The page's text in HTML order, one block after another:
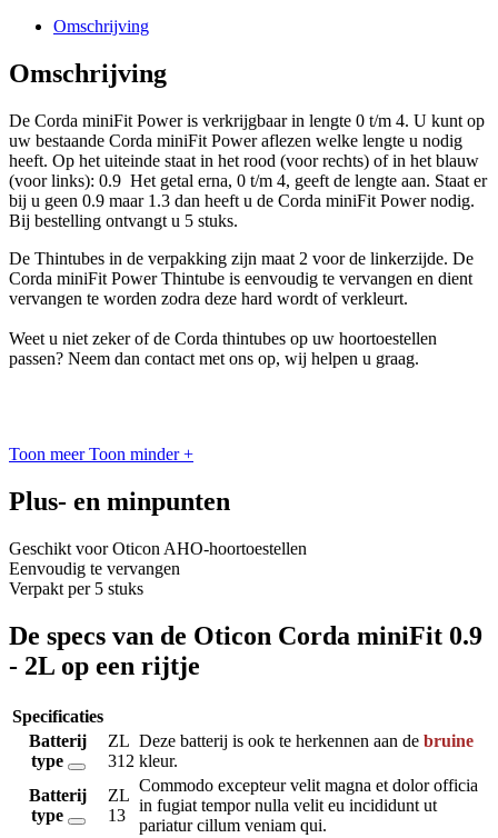
Omschrijving
Omschrijving
De Corda miniFit Power is verkrijgbaar in lengte 0 t/m 4. U kunt op
uw bestaande Corda miniFit Power aflezen welke lengte u nodig
heeft. Op het uiteinde staat in het rood (voor rechts) of in het blauw
(voor links): 0.9 Het getal erna, 0 t/m 4, geeft de lengte aan. Staat er
bij u geen 0.9 maar 1.3 dan heeft u de Corda miniFit Power nodig.
Bij bestelling ontvangt u 5 stuks.
De Thintubes in de verpakking zijn maat 2 voor de linkerzijde. De
Corda miniFit Power Thintube is eenvoudig te vervangen en dient
vervangen te worden zodra deze hard wordt of verkleurt.
Weet u niet zeker of de Corda thintubes op uw hoortoestellen
passen? Neem dan contact met ons op, wij helpen u graag.
Toon meer Toon minder +
Plus- en minpunten
Geschikt voor Oticon AHO-hoortoestellen
Eenvoudig te vervangen
Verpakt per 5 stuks
De specs van de Oticon Corda miniFit 0.9
- 2L op een rijtje
Specificaties
Batterij
type
ZL
312
Deze batterij is ook te herkennen aan de bruine
kleur.
Batterij
type
ZL
13
Commodo excepteur velit magna et dolor officia
in fugiat tempor nulla velit eu incididunt ut
pariatur cillum veniam qui.